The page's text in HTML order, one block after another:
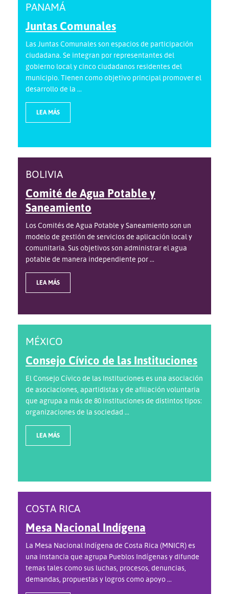
PANAMÁ
Juntas Comunales
Las Juntas Comunales son espacios de participación
ciudadana. Se integran por representantes del
gobierno local y cinco ciudadanos residentes del
municipio. Tienen como objetivo principal promover el
desarrollo de la ...
LEA MÁS
BOLIVIA
Comité de Agua Potable y
Saneamiento
Los Comités de Agua Potable y Saneamiento son un
modelo de gestión de servicios de aplicación local y
comunitaria. Sus objetivos son administrar el agua
potable de manera independiente por ...
LEA MÁS
MÉXICO
Consejo Cívico de las Instituciones
El Consejo Cívico de las Instituciones es una asociación
de asociaciones, apartidistas y de afiliación voluntaria
que agrupa a más de 80 instituciones de distintos tipos:
organizaciones de la sociedad ...
LEA MÁS
COSTA RICA
Mesa Nacional Indígena
La Mesa Nacional Indígena de Costa Rica (MNICR) es
una instancia que agrupa Pueblos Indígenas y difunde
temas tales como sus luchas, procesos, denuncias,
demandas, propuestas y logros como apoyo ...